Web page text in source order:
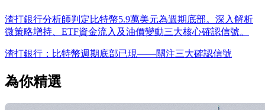
渣打銀行分析師判定比特幣5.9萬美元為週期底部。深入解析
微策略增持、ETF資金流入及油價變動三大核心確認信號。
渣打銀行：比特幣週期底部已現——關注三大確認信號
為你精選